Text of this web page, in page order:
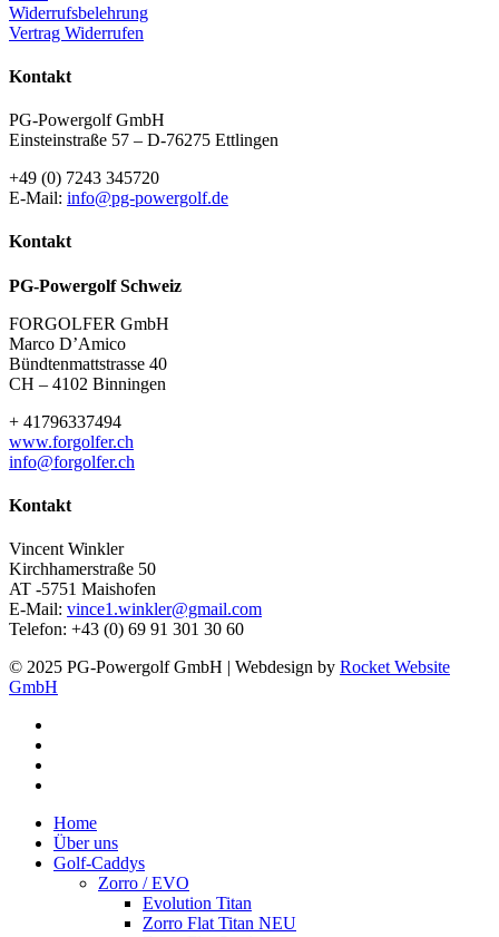
Widerrufsbelehrung
Vertrag Widerrufen
Kontakt
PG-Powergolf GmbH
Einsteinstraße 57 – D-76275 Ettlingen
+49 (0) 7243 345720
E-Mail: info@pg-powergolf.de
Kontakt
PG-Powergolf Schweiz
FORGOLFER GmbH
Marco D’Amico
Bündtenmattstrasse 40
CH – 4102 Binningen
+ 41796337494
www.forgolfer.ch
info@forgolfer.ch
Kontakt
Vincent Winkler
Kirchhamerstraße 50
AT -5751 Maishofen
E-Mail: vince1.winkler@gmail.com
Telefon: +43 (0) 69 91 301 30 60
© 2025 PG-Powergolf GmbH | Webdesign by Rocket Website
GmbH
Close
Menu
Home
Über uns
Golf-Caddys
Zorro / EVO
Evolution Titan
Zorro Flat Titan NEU